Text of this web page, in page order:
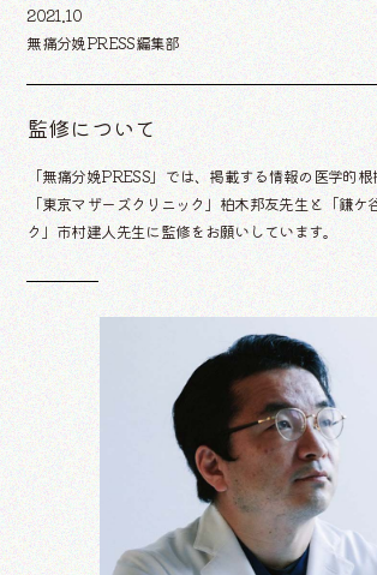
2021.10
無痛分娩PRESS編集部
監修について
「無痛分娩PRESS」では、掲載する情報の医学的
「東京マザーズクリニック」柏木邦友先生と「鎌ケ
ク」市村建人先生に監修をお願いしています。